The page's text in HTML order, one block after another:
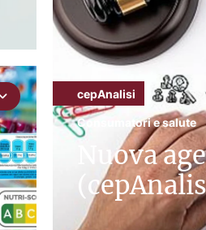
cepAnalisi
Consumatori e salute
Nuova